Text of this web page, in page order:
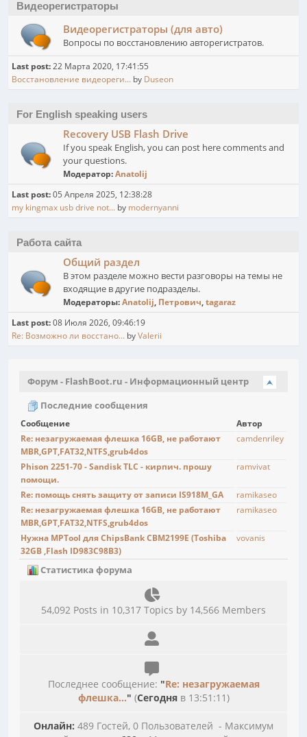
Видеорегистраторы
Видеорегистраторы (для авто)
Вопросы по восстановлению авторегистратов.
Last post:22 Марта 2020, 17:41:55
Восстановление видеореги... by Duseon
For English speaking users
Recovery USB Flash Drive
If you speak English, you can post here comments and
your questions.
Модератор:Anatolij
Last post:05 Апреля 2025, 12:38:28
my kingmax usb drive not... by modernyanni
Работа сайта
Общий раздел
В этом разделе можно вести разговоры на темы не
входящие в другие подразделы.
Модераторы:Anatolij, Петрович,tagaraz
Last post:08 Июля 2026, 09:46:19
Re: Возможно ли восстано... byValerii
Форум - FlashBoot.ru - Информационный центр
Последние сообщения
Сообщение
Автор
Re: незагружаемая флешка 16GB, не работают
MBR,GPT,FAT32,NTFS,grub4dos
camdenriley
Phison 2251-70 - Sandisk TLC - кирпич. прошу
помощи.
ramvivat
Re: помощь снять защиту от записи IS918M_GA
ramikaseo
Re: незагружаемая флешка 16GB, не работают
MBR,GPT,FAT32,NTFS,grub4dos
ramikaseo
Нужна MPTool для ChipsBank CBM2199E (Toshiba
32GB ,Flash ID983C98B3)
vovanis
Статистика форума
54,092 Posts in 10,317 Topics by 14,566 Members
Последнее сообщение: "Re: незагружаемая
флешка..." (Сегодняв 13:51:11)
Онлайн: 489 Гостей, 0 Пользователей - Максимум